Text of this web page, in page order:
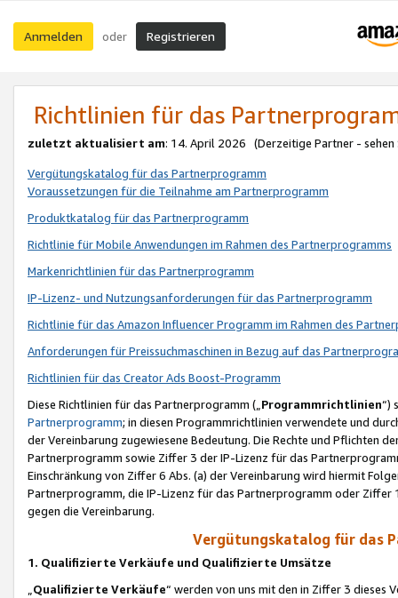
Anmelden oder Registrieren
Richtlinien für das
zuletzt aktualisiert am: 14. April 2026 (Derzeitige Partner - sehen
Vergütungskatalog für das Partnerprogramm
Voraussetzungen für die Teilnahme am Partnerprogramm
Produktkatalog für das Partnerprogramm
Richtlinie für Mobile Anwendungen im Rahmen des Partnerprogramms
Markenrichtlinien für das Partnerprogramm
IP-Lizenz- und Nutzungsanforderungen für das Partnerprogramm
Richtlinie für das Amazon Influencer Programm im Rahmen des
Anforderungen für Preissuchmaschinen in Bezug auf das
Richtlinien für das Creator Ads Boost-Programm
Diese Richtlinien für das Partnerprogramm („Programmrichtlinien“)
Partnerprogramm; in diesen Programmrichtlinien verwendete und
der Vereinbarung zugewiesene Bedeutung. Die Rechte und Pflichten
Partnerprogramm sowie Ziffer 3 der IP-Lizenz für das
Einschränkung von Ziffer 6 Abs. (a) der Vereinbarung wird hiermit
Partnerprogramm, die IP-Lizenz für das Partnerprogramm oder
gegen die Vereinbarung.
Vergütungskatalog für das
1. Qualifizierte Verkäufe und Qualifizierte Umsätze
Qualifizierte Verkäufe“ werden von uns mit den in Ziffer 3